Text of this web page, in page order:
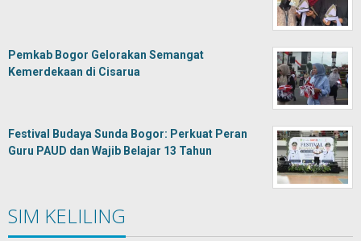
Pemkab Bogor Gelorakan Semangat
Kemerdekaan di Cisarua
Festival Budaya Sunda Bogor: Perkuat Peran
Guru PAUD dan Wajib Belajar 13 Tahun
SIM KELILING